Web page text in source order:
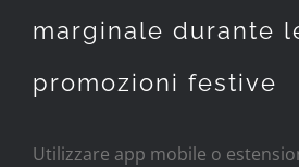
marginale durante
promozioni festive
Utilizzare app mobile o